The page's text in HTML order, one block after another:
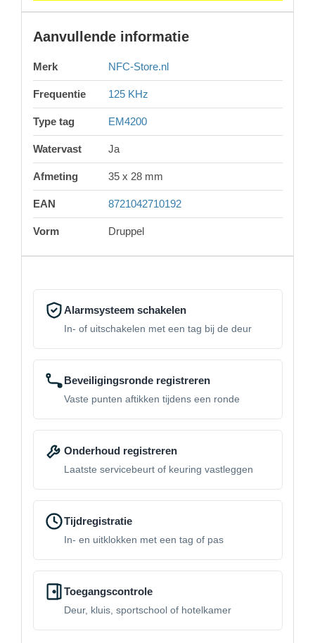
Aanvullende informatie
Merk NFC-Store.nl
Frequentie 125 KHz
Type tag EM4200
Watervast Ja
Afmeting 35 x 28 mm
EAN 8721042710192
Vorm Druppel
Alarmsysteem schakelen
In- of uitschakelen met een tag bij de deur
Beveiligingsronde registreren
Vaste punten aftikken tijdens een ronde
Onderhoud registreren
Laatste servicebeurt of keuring vastleggen
Tijdregistratie
In- en uitklokken met een tag of pas
Toegangscontrole
Deur, kluis, sportschool of hotelkamer